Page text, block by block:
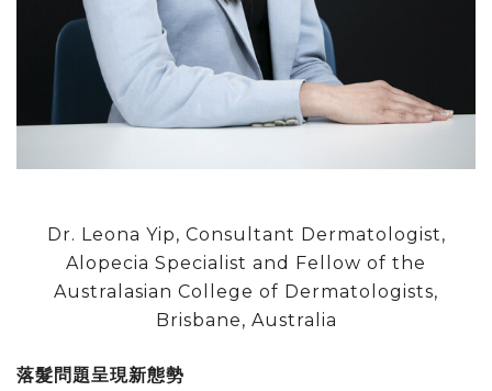
Dr. Leona Yip, Consultant Dermatologist,
Alopecia Specialist and Fellow of the
Australasian College of Dermatologists,
Brisbane, Australia
落髮問題呈現新態勢